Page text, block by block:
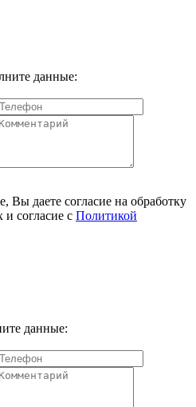
данные:
даете согласие на обработку
согласие с Политикой
данные: